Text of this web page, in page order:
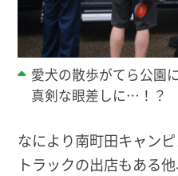
愛犬の散歩がてら公園
真剣な眼差しに…！？
なにより南町田キャン
トラックの出店もある